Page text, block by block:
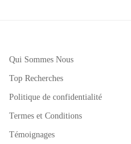
Qui Sommes Nous
Top Recherches
Politique de confidentialité
Termes et Conditions
Témoignages